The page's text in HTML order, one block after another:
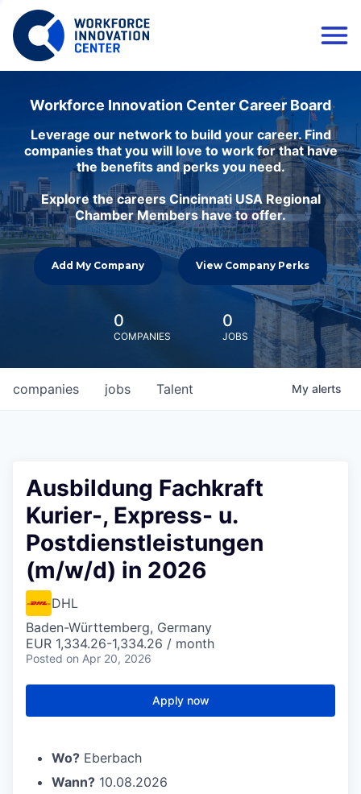
Workforce Innovation Center Career Board
Leverage our network to build your career. Find
companies that you will love to work for that have
the benefits and perks you need.
Explore the careers Cincinnati USA Regional
Chamber Members have to offer.
Add My Company View Company Perks
0
COMPANIES
0
JOBS
jobs
companies Talent My alerts
Ausbildung Fachkraft
Kurier-, Express- u.
Postdienstleistungen
(m/w/d) in 2026
DHL
Baden-Württemberg, Germany
EUR 1,334.26-1,334.26 / month
Posted on Apr 20, 2026
Apply now
Wo? Eberbach
Wann? 10.08.2026